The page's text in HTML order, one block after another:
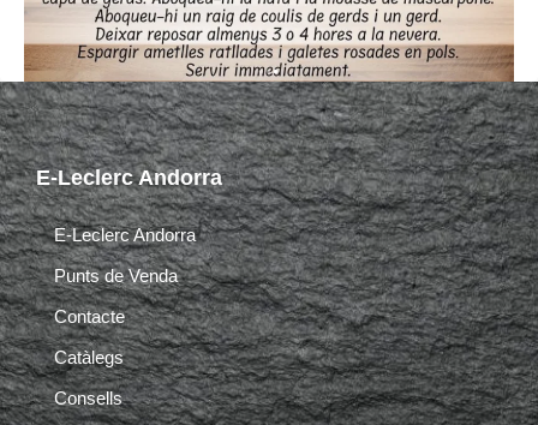
E-Leclerc Andorra
E-Leclerc Andorra
Punts de Venda
Contacte
Catàlegs
Consells